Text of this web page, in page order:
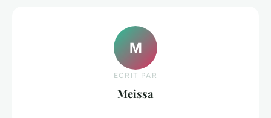
M
ECRIT PAR
Meissa